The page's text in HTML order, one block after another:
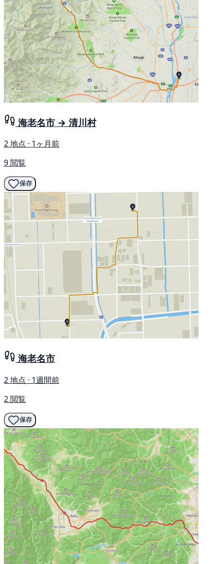
海老名市 → 清川村
2 地点 · 1ヶ月前
9 閲覧
保存
海老名市
2 地点 · 1週間前
2 閲覧
保存